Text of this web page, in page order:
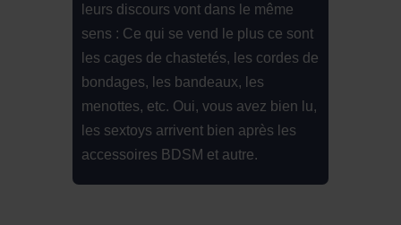
leurs discours vont dans le même
sens : Ce qui se vend le plus ce sont
les cages de chastetés, les cordes de
bondages, les bandeaux, les
menottes, etc. Oui, vous avez bien lu,
les sextoys arrivent bien après les
accessoires BDSM et autre.